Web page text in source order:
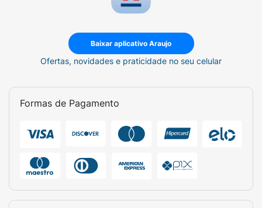
Baixar aplicativo Araujo
Ofertas, novidades e praticidade no seu celular
Formas de Pagamento